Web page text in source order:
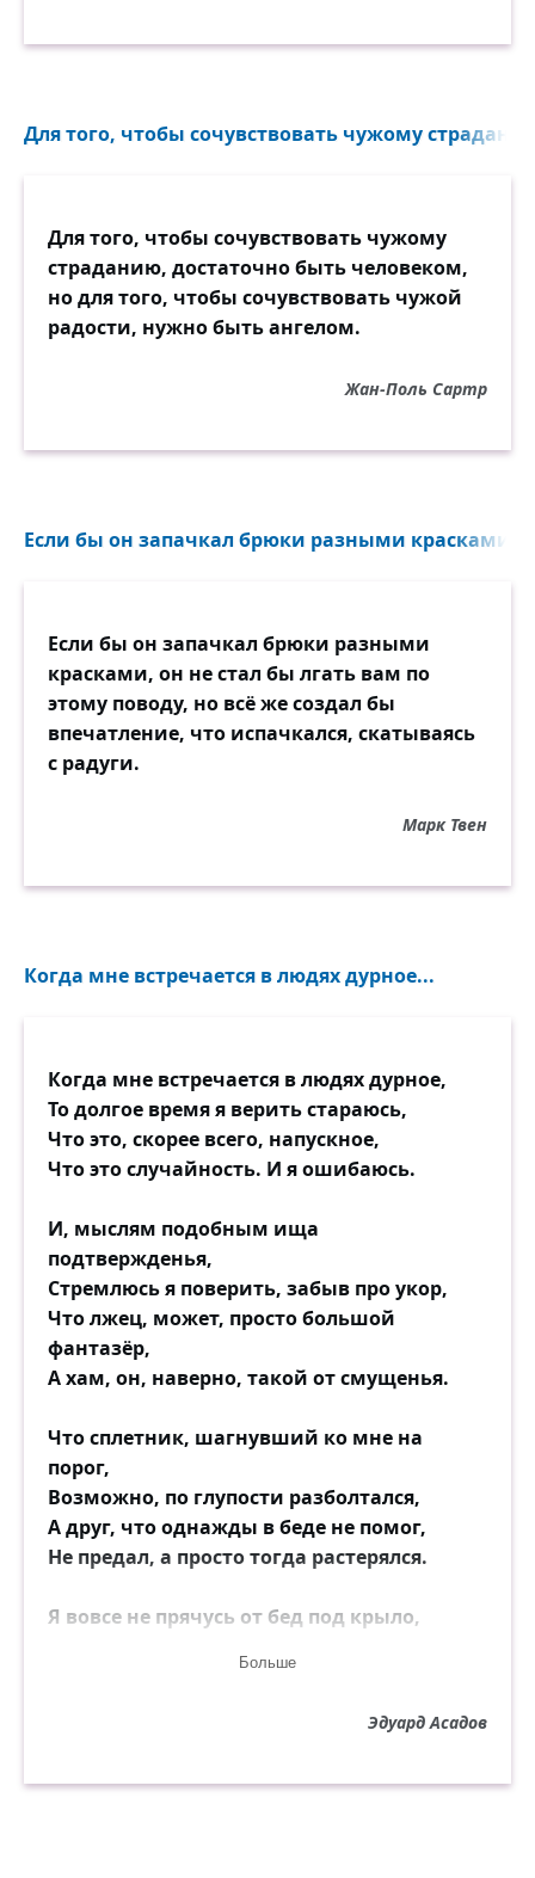
Для того, чтобы сочувствовать чужому
Для того, чтобы сочувствовать чужому
страданию, достаточно быть человеком,
но для того, чтобы сочувствовать чужой
радости, нужно быть ангелом.
Жан-Поль Сартр
Если бы он запачкал брюки разными красками,
Если бы он запачкал брюки разными
красками, он не стал бы лгать вам по
этому поводу, но всё же создал бы
впечатление, что испачкался, скатываясь
с радуги.
Марк Твен
Когда мне встречается в людях дурное...
Когда мне встречается в людях дурное,
То долгое время я верить стараюсь,
Что это, скорее всего, напускное,
Что это случайность. И я ошибаюсь.
И, мыслям подобным ища
подтвержденья,
Стремлюсь я поверить, забыв про укор,
Что лжец, может, просто большой
фантазёр,
А хам, он, наверно, такой от смущенья.
Что сплетник, шагнувший ко мне на
порог,
Возможно, по глупости разболтался,
А друг, что однажды в беде не помог,
Не предал, а просто тогда растерялся.
Я вовсе не прячусь от бед под крыло,
Ужасно не хочется верить во зло,
Нередко стараешься волей-неволей
Больше
Эдуард Асадов